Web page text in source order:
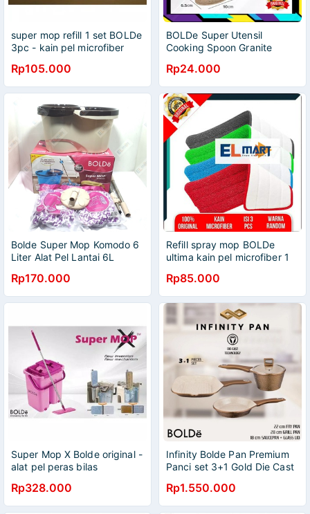
super mop refill 1 set BOLDe
3pc - kain pel microfiber
Rp105.000
BOLDe Super Utensil
Cooking Spoon Granite
Centong Irus
Rp24.000
Bolde Super Mop Komodo 6
Liter Alat Pel Lantai 6L
Rp170.000
Refill spray mop BOLDe
ultima kain pel microfiber 1
Rp85.000
Super Mop X Bolde original -
alat pel peras bilas
Rp328.000
Infinity Bolde Pan Premium
Panci set 3+1 Gold Die Cast
Rp1.550.000